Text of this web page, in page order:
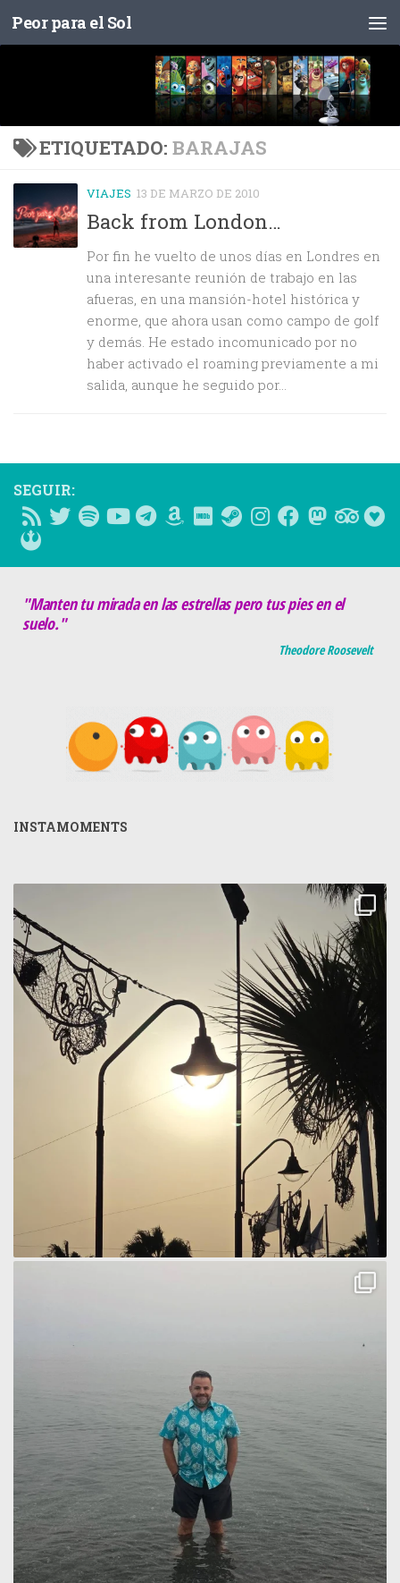
Saltar al contenido
Peor para el Sol
ETIQUETADO: BARAJAS
VIAJES 13 DE MARZO DE 2010
Back from London…
Por fin he vuelto de unos días en Londres en
una interesante reunión de trabajo en las
afueras, en una mansión-hotel histórica y
enorme, que ahora usan como campo de golf
y demás. He estado incomunicado por no
haber activado el roaming previamente a mi
salida, aunque he seguido por...
SEGUIR:
"Manten tu mirada en las estrellas pero tus pies en el
suelo."
Theodore Roosevelt
INSTAMOMENTS